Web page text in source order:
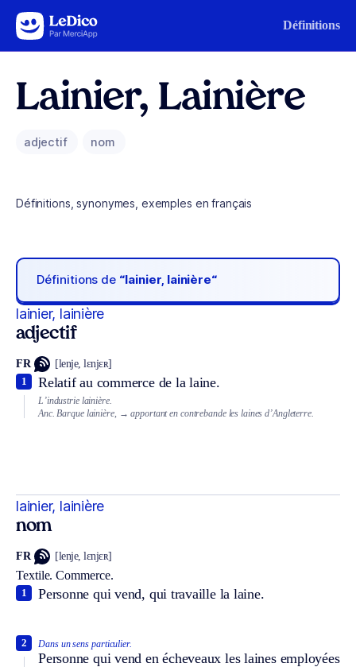
Aller au contenu Définitions
Lainier, Lainière
adjectif nom
Définitions, synonymes, exemples en français
Définitions de “lainier, lainière“
lainier, lainière
adjectif
FR [lenje, lɛnjɛʀ]
Relatif au commerce de la laine.
1
L’industrie lainière.
Anc. Barque lainière, → apportant en contrebande les laines d’Angleterre.
lainier, lainière
nom
FR [lenje, lɛnjɛʀ]
Textile. Commerce.
Personne qui vend, qui travaille la laine.
1
Dans un sens particulier.
Personne qui vend en écheveaux les laines employées
2